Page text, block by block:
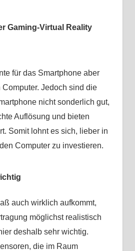
Gaming-Virtual Reality
für das Smartphone aber
Jedoch sind die
nicht sonderlich gut,
Auflösung und bieten
Somit lohnt es sich, lieber in
Computer zu investieren.
auch wirklich aufkommt,
möglichst realistisch
deshalb sehr wichtig.
die im Raum